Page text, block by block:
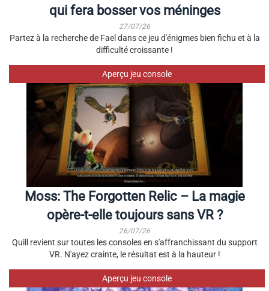
qui fera bosser vos méninges
27/07/26
Partez à la recherche de Fael dans ce jeu d'énigmes bien fichu et à la
difficulté croissante !
Aperçu jeu console
Moss: The Forgotten Relic – La magie
opère-t-elle toujours sans VR ?
26/07/26
Quill revient sur toutes les consoles en s'affranchissant du support
VR. N'ayez crainte, le résultat est à la hauteur !
Aperçu jeu console